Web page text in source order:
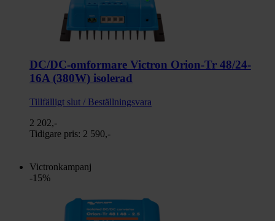
DC/DC-omformare Victron Orion-Tr 48/24-
16A (380W) isolerad
Tillfälligt slut / Beställningsvara
2 202,-
Tidigare pris: 2 590,-
Victronkampanj
-15%